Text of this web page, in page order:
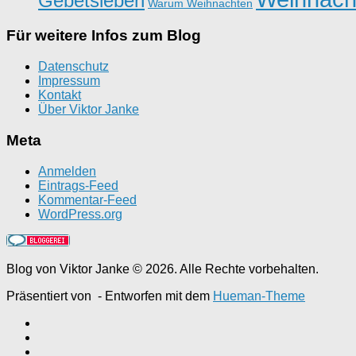
Warum Weihnachten
Für weitere Infos zum Blog
Datenschutz
Impressum
Kontakt
Über Viktor Janke
Meta
Anmelden
Eintrags-Feed
Kommentar-Feed
WordPress.org
Blog von Viktor Janke © 2026. Alle Rechte vorbehalten.
Präsentiert von - Entworfen mit dem Hueman-Theme